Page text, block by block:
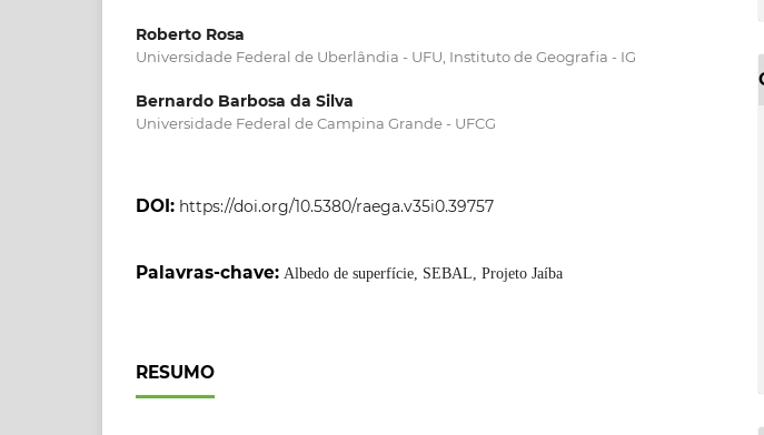
Roberto Rosa
Universidade Federal de Uberlândia - UFU, Instituto de Geografia - IG
Bernardo Barbosa da Silva
Universidade Federal de Campina Grande - UFCG
DOI: https://doi.org/10.5380/raega.v35i0.39757
Palavras-chave: Albedo de superfície, SEBAL, Projeto Jaíba
RESUMO